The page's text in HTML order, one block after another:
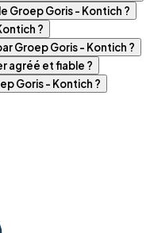
Groep Goris - Kontich ?
?
Groep Goris - Kontich ?
agréé et fiable ?
Goris - Kontich ?